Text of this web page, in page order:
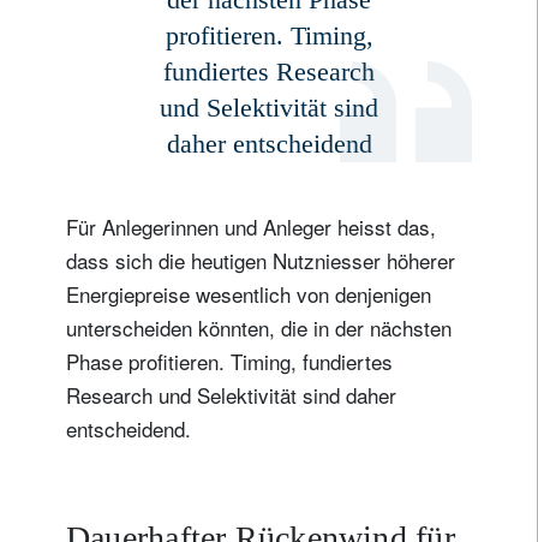
profitieren. Timing,
fundiertes Research
und Selektivität sind
daher entscheidend
Für Anlegerinnen und Anleger heisst das,
dass sich die heutigen Nutzniesser höherer
Energiepreise wesentlich von denjenigen
unterscheiden könnten, die in der nächsten
Phase profitieren. Timing, fundiertes
Research und Selektivität sind daher
entscheidend.